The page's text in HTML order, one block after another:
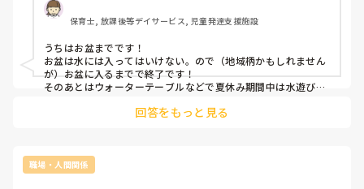
保育士, 放課後等デイサービス, 児童発達支援施設
うちはお盆までです！
お盆は水には入ってはいけない。ので（地域柄かもしれません
が）お盆に入るまでで終了です！
そのあとはウォーターテーブルなどで夏休み期間中は水遊びを
回答をもっと見る
職場・人間関係